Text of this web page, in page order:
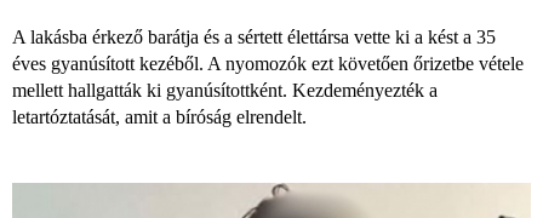
A lakásba érkező barátja és a sértett élettársa vette ki a kést a 35
éves gyanúsított kezéből. A nyomozók ezt követően őrizetbe vétele
mellett hallgatták ki gyanúsítottként. Kezdeményezték a
letartóztatását, amit a bíróság elrendelt.